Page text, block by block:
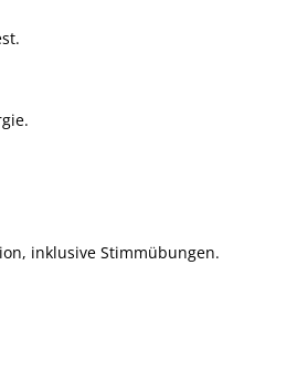
inklusive Stimmübungen.